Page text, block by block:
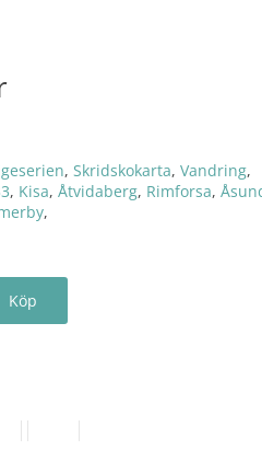
,Skridskokarta,Vandring,
, Kisa,Åtvidaberg, Rimforsa,
,